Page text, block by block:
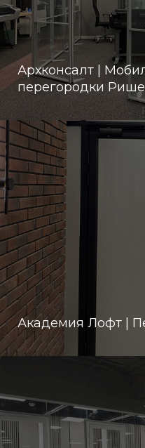
Архконсалт |
перегородки
Академия Лофт |